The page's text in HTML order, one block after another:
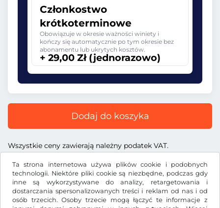
Ta strona internetowa używa plików cookie i podobnych
technologii. Niektóre pliki cookie są niezbędne, podczas gdy
inne są wykorzystywane do analizy, retargetowania i
dostarczania spersonalizowanych treści i reklam od nas i od
osób trzecich. Osoby trzecie mogą łączyć te informacje z
Członkostwo
krótkoterminowe
Obowiązuje w okresie ważności winiety i
kończy się automatycznie po tym okresie bez
abonamentu lub ukrytych kosztów.
+ 29,00 Zł (jednorazowo)
Dodaj do koszyka
Wszystkie ceny zawierają należny podatek VAT.
ZłPLN